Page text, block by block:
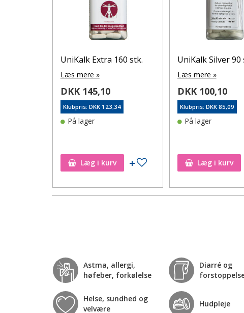
UniKalk Extra 160 stk.
Læs mere »
DKK 145,10
Klubpris: DKK 123,34
På lager
Læg i kurv Tilføj til ønskeseddel
UniKalk Silver 90
Læs mere »
DKK 100,10
Klubpris: DKK 85,09
På lager
Læg i kurv
Astma, allergi,
høfeber, forkølelse
Diarré og
Helse, sundhed og
velvære
Hudpleje